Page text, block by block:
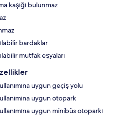
kaşığı bulunmaz
bardaklar
mutfak eşyaları
uygun geçiş yolu
uygun otopark
uygun minibüs otoparkı